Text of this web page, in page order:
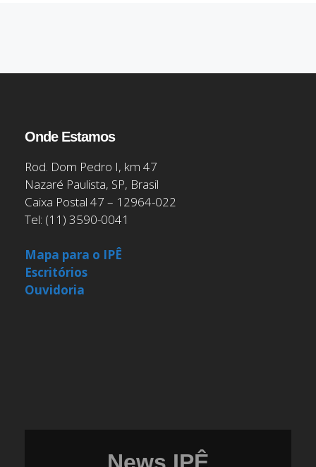
Onde Estamos
Rod. Dom Pedro I, km 47
Nazaré Paulista, SP, Brasil
Caixa Postal 47 – 12964-022
Tel: (11) 3590-0041
Mapa para o IPÊ
Escritórios
Ouvidoria
News IPÊ